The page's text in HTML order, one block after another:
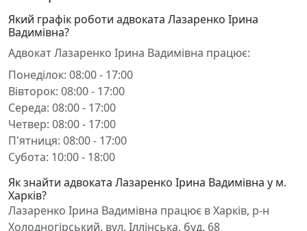
Який графік роботи адвоката Лазаренко Ірина
Вадимівна?
Адвокат Лазаренко Ірина Вадимівна працює:
Понеділок: 08:00 - 17:00
Вівторок: 08:00 - 17:00
Середа: 08:00 - 17:00
Четвер: 08:00 - 17:00
П'ятниця: 08:00 - 17:00
Субота: 10:00 - 18:00
Як знайти адвоката Лазаренко Ірина Вадимівна у м.
Харків?
Лазаренко Ірина Вадимівна працює в Харків, р-н
Холодногірський, вул. Іллінська, буд. 68